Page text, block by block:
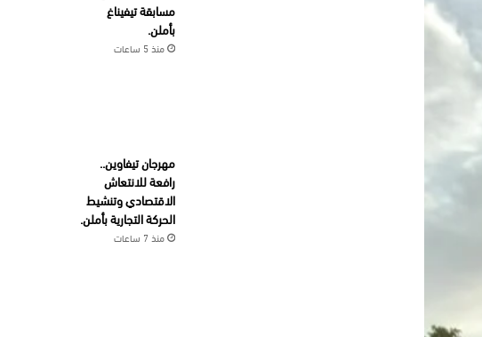
مسابقة تيفيناغ
بأملن.
منذ 5 ساعات
مهرجان تيفاوين..
رافعة للانتعاش
الاقتصادي وتنشيط
الحركة التجارية بأملن.
منذ 7 ساعات